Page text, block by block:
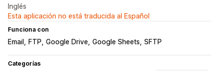
Inglés
Esta aplicación no está traducida al Español
Funciona con
Email FTP Google Drive Google Sheets SFTP
Categorías